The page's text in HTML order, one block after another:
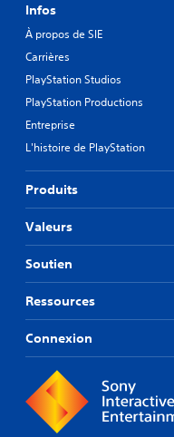
Infos
À propos de SIE
Carrières
PlayStation Studios
PlayStation Productions
Entreprise
L'histoire de PlayStation
Produits
Valeurs
Soutien
Ressources
Connexion